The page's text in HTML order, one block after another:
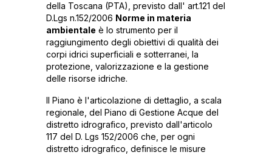
della Toscana (PTA), previsto dall' art.121 del
D.Lgs n.152/2006 Norme in materia
ambientale è lo strumento per il
raggiungimento degli obiettivi di qualità dei
corpi idrici superficiali e sotterranei, la
protezione, valorizzazione e la gestione
delle risorse idriche.
Il Piano è l'articolazione di dettaglio, a scala
regionale, del Piano di Gestione Acque del
distretto idrografico, previsto dall'articolo
117 del D. Lgs 152/2006 che, per ogni
distretto idrografico, definisce le misure